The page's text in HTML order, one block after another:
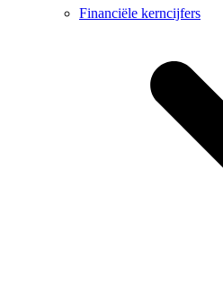
Financiële kerncijfers